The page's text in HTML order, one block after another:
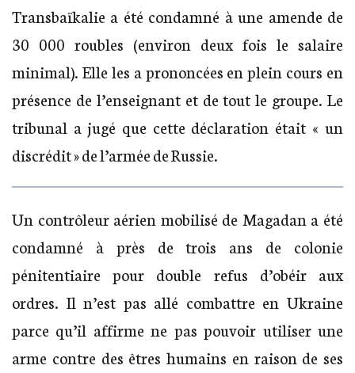
Transbaïkalie a été condamné à une amende de
30 000 roubles (environ deux fois le salaire
minimal). Elle les a prononcées en plein cours en
présence de l’enseignant et de tout le groupe. Le
tribunal a jugé que cette déclaration était « un
discrédit » de l’armée de Russie.
Un contrôleur aérien mobilisé de Magadan a été
condamné à près de trois ans de colonie
pénitentiaire pour double refus d’obéir aux
ordres. Il n’est pas allé combattre en Ukraine
parce qu’il affirme ne pas pouvoir utiliser une
arme contre des êtres humains en raison de ses